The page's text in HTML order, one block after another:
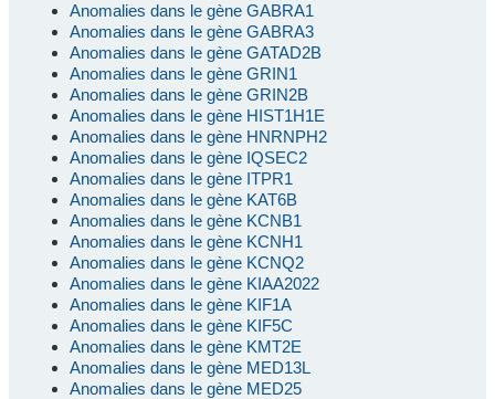
Anomalies dans le gène GABRA1
Anomalies dans le gène GABRA3
Anomalies dans le gène GATAD2B
Anomalies dans le gène GRIN1
Anomalies dans le gène GRIN2B
Anomalies dans le gène HIST1H1E
Anomalies dans le gène HNRNPH2
Anomalies dans le gène IQSEC2
Anomalies dans le gène ITPR1
Anomalies dans le gène KAT6B
Anomalies dans le gène KCNB1
Anomalies dans le gène KCNH1
Anomalies dans le gène KCNQ2
Anomalies dans le gène KIAA2022
Anomalies dans le gène KIF1A
Anomalies dans le gène KIF5C
Anomalies dans le gène KMT2E
Anomalies dans le gène MED13L
Anomalies dans le gène MED25